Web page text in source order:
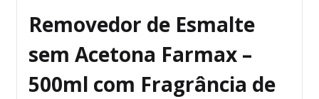
Removedor de Esmalte
sem Acetona Farmax –
500ml com Fragrância de